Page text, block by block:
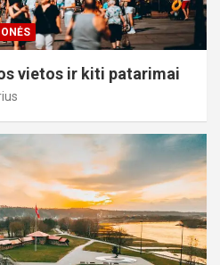
vietos ir kiti patarimai